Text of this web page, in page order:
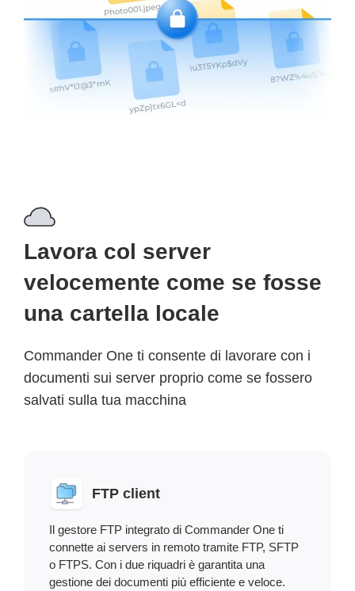
Lavora col server
velocemente come se fosse
una cartella locale
Commander One ti consente di lavorare con i
documenti sui server proprio come se fossero
salvati sulla tua macchina
FTP client
Il gestore FTP integrato di Commander One ti
connette ai servers in remoto tramite FTP, SFTP
o FTPS. Con i due riquadri è garantita una
gestione dei documenti più efficiente e veloce.